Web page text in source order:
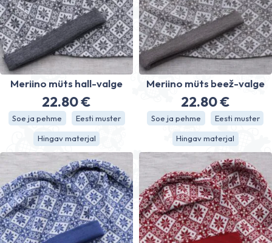
Meriino müts hall-valge
22.80€
Soe ja pehme Eesti muster
Hingav materjal
Meriino müts beež-valge
22.80€
Soe ja pehme Eesti muster
Hingav materjal